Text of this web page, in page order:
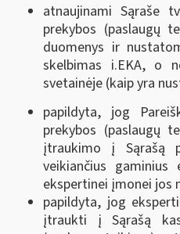
atnaujinami Sąraše
prekybos (paslaugų
duomenys ir
skelbimas i.EKA, o
svetainėje (kaip yra
papildyta, jog
prekybos (paslaugų
įtraukimo į Sąrašą
veikiančius
ekspertinei įmonei jos
papildyta, jog
įtraukti į Sąrašą